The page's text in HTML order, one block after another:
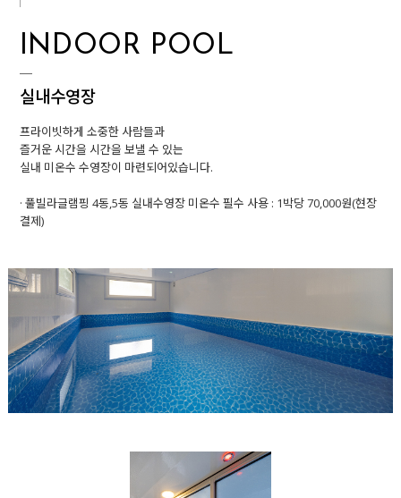
INDOOR POOL
실내수영장
프라이빗하게 소중한 사람들과
즐거운 시간을 시간을 보낼 수 있는
실내 미온수 수영장이 마련되어있습니다.
· 풀빌라글램핑 4동,5동 실내수영장 미온수 필수 사용 : 1박당 70,000원(현장
결제)